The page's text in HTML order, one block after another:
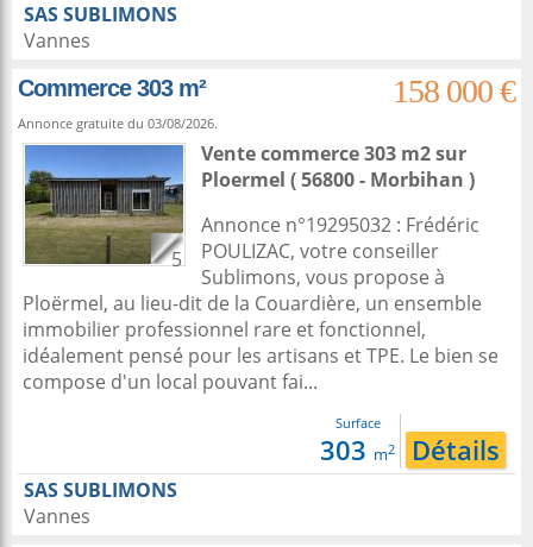
SAS SUBLIMONS
Vannes
Commerce 303 m²
158 000 €
Annonce gratuite du 03/08/2026.
5
Vente commerce 303 m2sur
Ploermel ( 56800 - Morbihan )
Annonce n°19295032 : Frédéric
POULIZAC, votre conseiller
Sublimons, vous propose à
Ploërmel, au lieu-dit de la Couardière, un ensemble
immobilier professionnel rare et fonctionnel,
idéalement pensé pour les artisans et TPE. Le bien se
compose d'un local pouvant fai...
Surface
303 m2 Détails
SAS SUBLIMONS
Vannes